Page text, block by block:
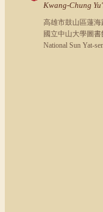
Kwang-Chung
高雄市鼓山區蓮海
國立中山大學圖書
National Sun Yat-